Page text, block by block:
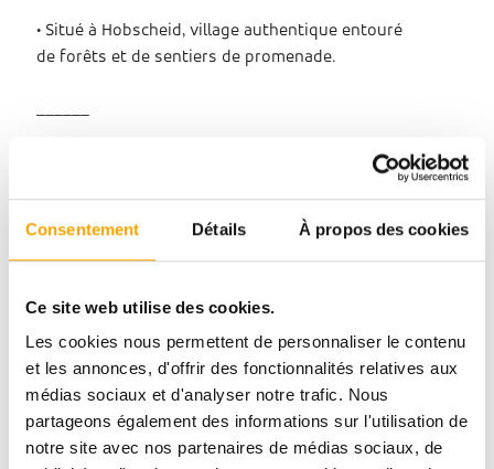
Consentement Détails À propos des cookies
Ce site web utilise des cookies.
Les cookies nous permettent de personnaliser le contenu
et les annonces, d'offrir des fonctionnalités relatives aux
médias sociaux et d'analyser notre trafic. Nous
partageons également des informations sur l'utilisation de
notre site avec nos partenaires de médias sociaux, de
• Situé à Hobscheid, village authentique entouré
de forêts et de sentiers de promenade.